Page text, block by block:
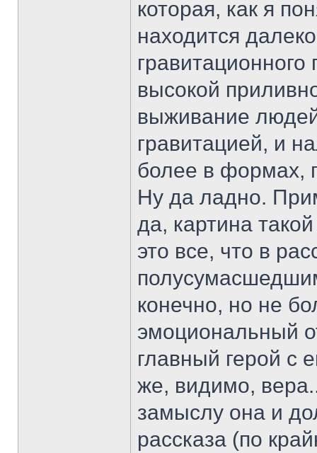
которая, как я
находится
высокой
выживание
гравитацией, и
более в формах,
Ну да ладно.
да, картина
это все, что в
конечно, но не
эмоциональный
главный герой с
же, видимо,
замыслу она и
рассказа (по